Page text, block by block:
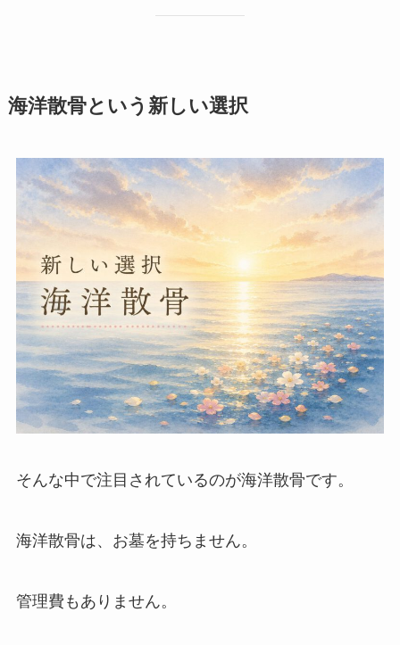
海洋散骨と​いう​新しい​選択
そんな中で注目されているのが海洋散骨です。
海洋散骨は、お墓を持ちません。
管理費もありません。